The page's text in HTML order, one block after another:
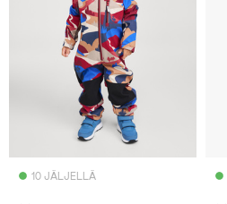
10 JÄLJELLÄ